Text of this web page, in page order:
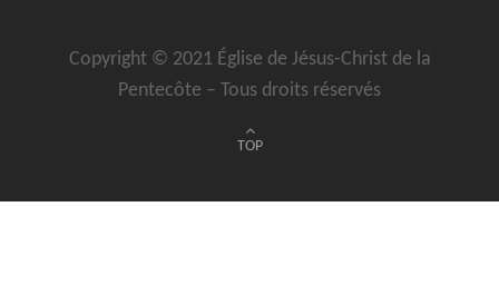
TOP
Copyright © 2021 Église de Jésus-Christ de la
Pentecôte – Tous droits réservés